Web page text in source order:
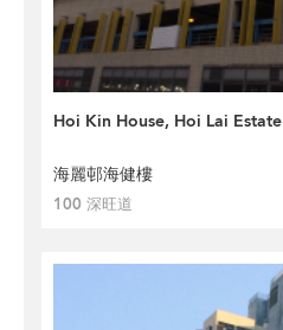
Hoi Kin House, Hoi Lai Estate
海麗邨海健樓
100 深旺道